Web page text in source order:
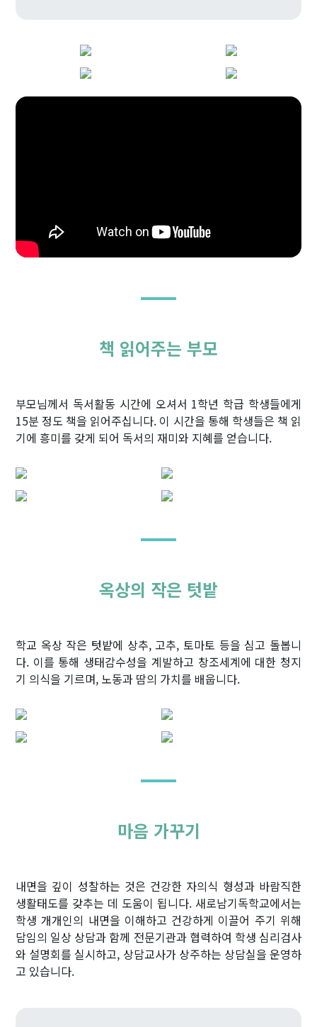
책 읽어주는 부모
부모님께서 독서활동 시간에 오셔서 1학년 학급 학생들에게
15분 정도 책을 읽어주십니다. 이 시간을 통해 학생들은 책 읽
기에 흥미를 갖게 되어 독서의 재미와 지혜를 얻습니다.
옥상의 작은 텃밭
학교 옥상 작은 텃밭에 상추, 고추, 토마토 등을 심고 돌봅니
다. 이를 통해 생태감수성을 계발하고 창조세계에 대한 청지
기 의식을 기르며, 노동과 땀의 가치를 배웁니다.
마음 가꾸기
내면을 깊이 성찰하는 것은 건강한 자의식 형성과 바람직한
생활태도를 갖추는 데 도움이 됩니다. 새로남기독학교에서는
학생 개개인의 내면을 이해하고 건강하게 이끌어 주기 위해
담임의 일상 상담과 함께 전문기관과 협력하여 학생 심리검사
와 설명회를 실시하고, 상담교사가 상주하는 상담실을 운영하
고 있습니다.